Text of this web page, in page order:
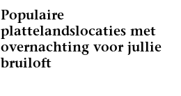
Populaire
plattelandslocaties met
overnachting voor jullie
bruiloft